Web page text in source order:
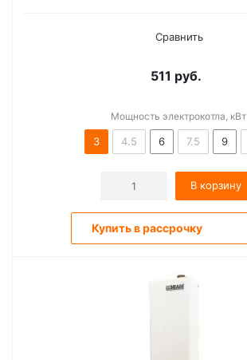
Сравнить
511 руб.
Мощность электрокотла, кВт
3 4.5 6 7.5 9
В корзину
Купить в рассрочку